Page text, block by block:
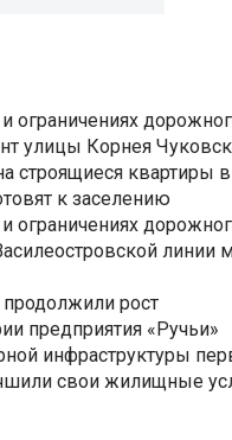
улицы Корнея
строящиеся квартиры
к заселению
линии
рост
предприятия «Ручьи»
инфраструктуры
свои жилищные